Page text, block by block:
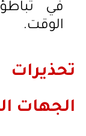
في
الوقت.
الجهات